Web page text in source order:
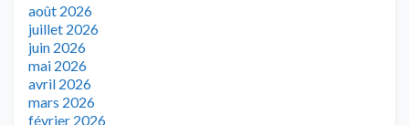
août 2026
juillet 2026
juin 2026
mai 2026
avril 2026
mars 2026
février 2026